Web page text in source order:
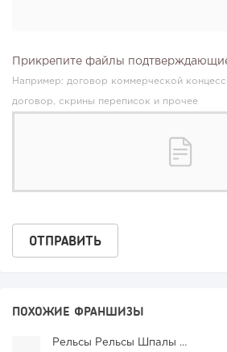
Прикрепите файлы
Например: договор коммерческой
договор, скрины переписок и прочее
ПОХОЖИЕ ФРАНШИЗЫ
Рельсы Рельсы Шпалы Шпалы